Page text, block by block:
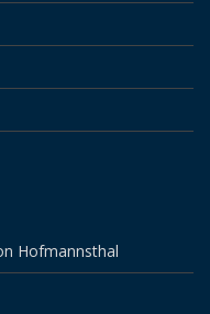
Hofmannsthal